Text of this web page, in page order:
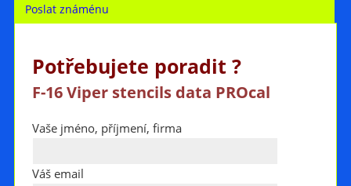
Poslat známénu
Potřebujete poradit ?
F-16 Viper stencils data PROcal
Vaše jméno, příjmení, firma
Váš email